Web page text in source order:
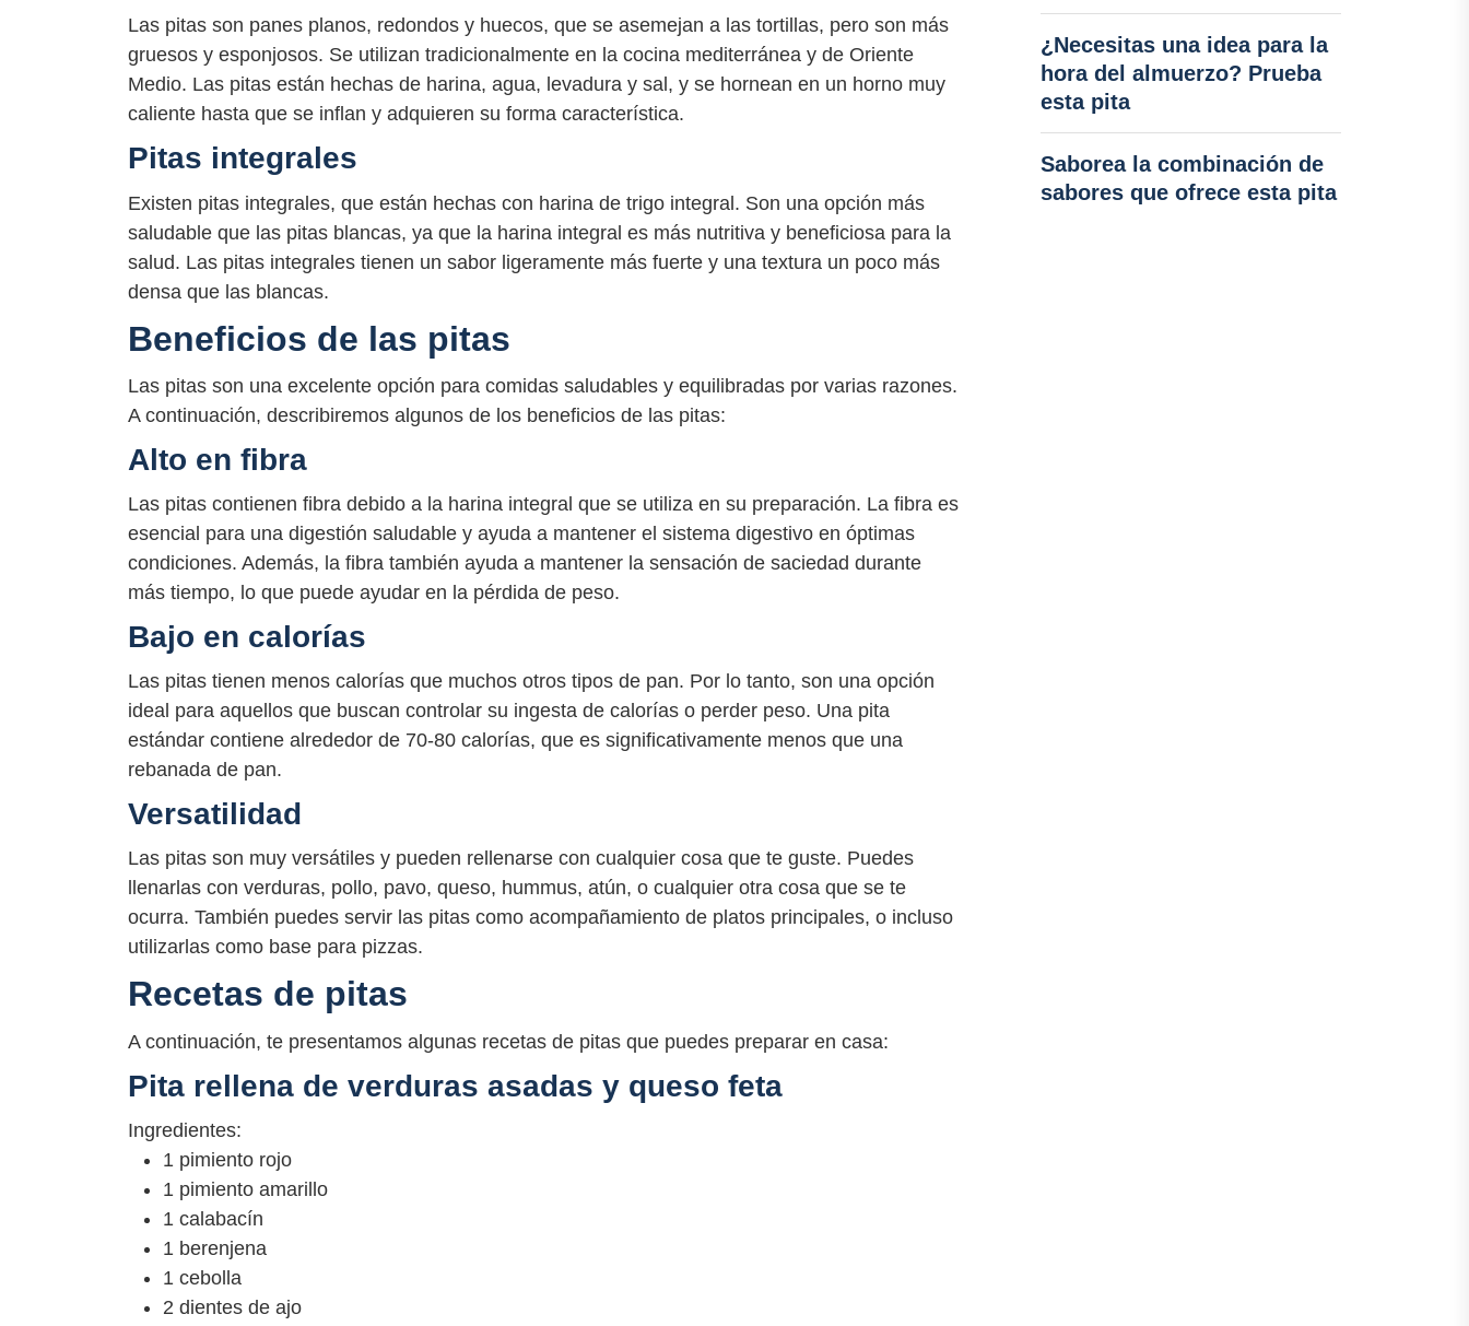
Las pitas son panes planos, redondos y huecos, que se asemejan a las tortillas, pero son más
gruesos y esponjosos. Se utilizan tradicionalmente en la cocina mediterránea y de Oriente
Medio. Las pitas están hechas de harina, agua, levadura y sal, y se hornean en un horno muy
caliente hasta que se inflan y adquieren su forma característica.
Pitas integrales
Existen pitas integrales, que están hechas con harina de trigo integral. Son una opción más
saludable que las pitas blancas, ya que la harina integral es más nutritiva y beneficiosa para la
salud. Las pitas integrales tienen un sabor ligeramente más fuerte y una textura un poco más
densa que las blancas.
Beneficios de las pitas
Las pitas son una excelente opción para comidas saludables y equilibradas por varias razones.
A continuación, describiremos algunos de los beneficios de las pitas:
Alto en fibra
Las pitas contienen fibra debido a la harina integral que se utiliza en su preparación. La fibra es
esencial para una digestión saludable y ayuda a mantener el sistema digestivo en óptimas
condiciones. Además, la fibra también ayuda a mantener la sensación de saciedad durante
más tiempo, lo que puede ayudar en la pérdida de peso.
Bajo en calorías
Las pitas tienen menos calorías que muchos otros tipos de pan. Por lo tanto, son una opción
ideal para aquellos que buscan controlar su ingesta de calorías o perder peso. Una pita
estándar contiene alrededor de 70-80 calorías, que es significativamente menos que una
rebanada de pan.
Versatilidad
Las pitas son muy versátiles y pueden rellenarse con cualquier cosa que te guste. Puedes
llenarlas con verduras, pollo, pavo, queso, hummus, atún, o cualquier otra cosa que se te
ocurra. También puedes servir las pitas como acompañamiento de platos principales, o incluso
utilizarlas como base para pizzas.
Recetas de pitas
A continuación, te presentamos algunas recetas de pitas que puedes preparar en casa:
Pita rellena de verduras asadas y queso feta
Ingredientes:
1 pimiento rojo
1 pimiento amarillo
1 calabacín
1 berenjena
1 cebolla
2 dientes de ajo
¿Necesitas una idea para la
hora del almuerzo? Prueba
esta pita
Saborea la combinación de
sabores que ofrece esta pita